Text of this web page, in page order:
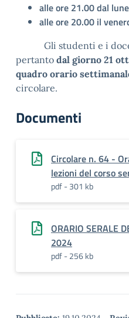
alle ore 21.00 dal
alle ore 20.00 il
Gli studenti e i
pertanto dal giorno 21
quadro orario
circolare.
Documenti
Circolare n. 64 -
lezioni del corso
pdf - 301 kb
ORARIO SERALE
2024
pdf - 256 kb